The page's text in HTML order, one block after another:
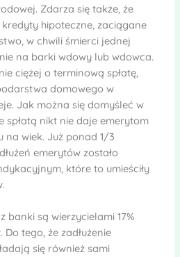
Zdarza się także, że
hipoteczne, zaciągane
w chwili śmierci jednej
na barki wdowy lub wdowca.
ciężej o terminową spłatę,
domowego w
Jak można się domyśleć w
spłatą nikt nie daje emerytom
na wiek. Już ponad 1/3
emerytów zostało
które to umieściły
banki są wierzycielami 17%
tego, że zadłużenie
się również sami